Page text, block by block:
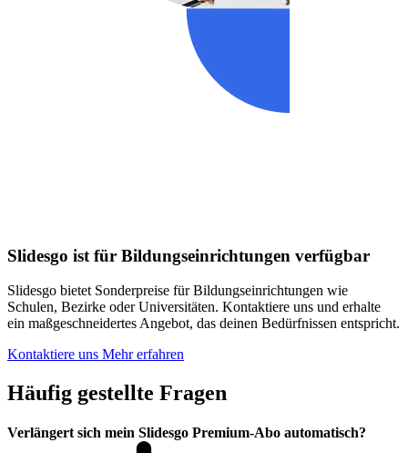
Slidesgo ist für Bildungseinrichtungen verfügbar
Slidesgo bietet Sonderpreise für Bildungseinrichtungen wie
Schulen, Bezirke oder Universitäten. Kontaktiere uns und erhalte
ein maßgeschneidertes Angebot, das deinen Bedürfnissen entspricht.
Kontaktiere uns Mehr erfahren
Häufig gestellte Fragen
Verlängert sich mein Slidesgo Premium-Abo automatisch?